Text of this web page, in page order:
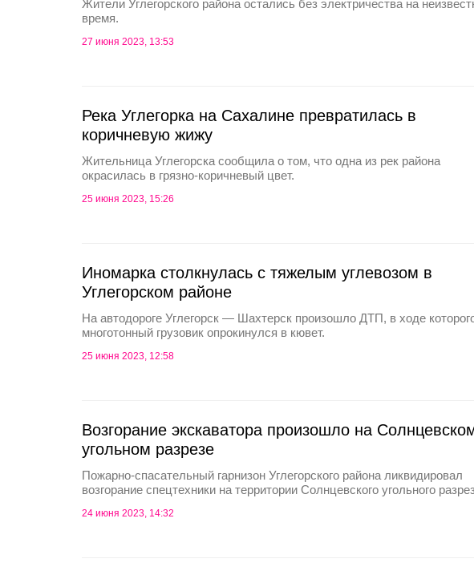
Жители Углегорского района остались без электричества на
время.
27 июня 2023, 13:53
Река Углегорка на Сахалине превратилась в
коричневую жижу
Жительница Углегорска сообщила о том, что одна из рек района
окрасилась в грязно-коричневый цвет.
25 июня 2023, 15:26
Иномарка столкнулась с тяжелым углевозом в
Углегорском районе
На автодороге Углегорск — Шахтерск произошло ДТП, в ходе
многотонный грузовик опрокинулся в кювет.
25 июня 2023, 12:58
Возгорание экскаватора произошло на
угольном разрезе
Пожарно-спасательный гарнизон Углегорского района ликвидировал
возгорание спецтехники на территории Солнцевского угольного
24 июня 2023, 14:32